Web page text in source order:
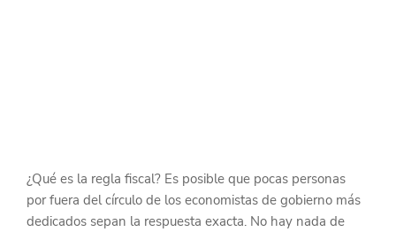
¿Qué es la regla fiscal? Es posible que pocas personas
por fuera del círculo de los economistas de gobierno más
dedicados sepan la respuesta exacta. No hay nada de